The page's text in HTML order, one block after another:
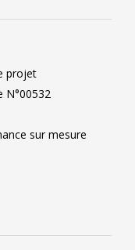
projet
N°00532
sur mesure